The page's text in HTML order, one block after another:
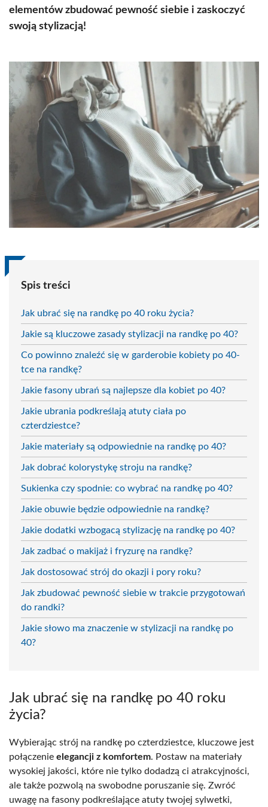
elementów zbudować pewność siebie i zaskoczyć
swoją stylizacją!
Spis treści
Jak ubrać się na randkę po 40 roku życia?
Jakie są kluczowe zasady stylizacji na randkę po 40?
Co powinno znaleźć się w garderobie kobiety po 40-
tce na randkę?
Jakie fasony ubrań są najlepsze dla kobiet po 40?
Jakie ubrania podkreślają atuty ciała po
czterdziestce?
Jakie materiały są odpowiednie na randkę po 40?
Jak dobrać kolorystykę stroju na randkę?
Sukienka czy spodnie: co wybrać na randkę po 40?
Jakie obuwie będzie odpowiednie na randkę?
Jakie dodatki wzbogacą stylizację na randkę po 40?
Jak zadbać o makijaż i fryzurę na randkę?
Jak dostosować strój do okazji i pory roku?
Jak zbudować pewność siebie w trakcie przygotowań
do randki?
Jakie słowo ma znaczenie w stylizacji na randkę po
40?
Jak ubrać się na randkę po 40 roku
życia?
Wybierając strój na randkę po czterdziestce, kluczowe jest
połączenie elegancji z komfortem. Postaw na materiały
wysokiej jakości, które nie tylko dodadzą ci atrakcyjności,
ale także pozwolą na swobodne poruszanie się. Zwróć
uwagę na fasony podkreślające atuty twojej sylwetki,